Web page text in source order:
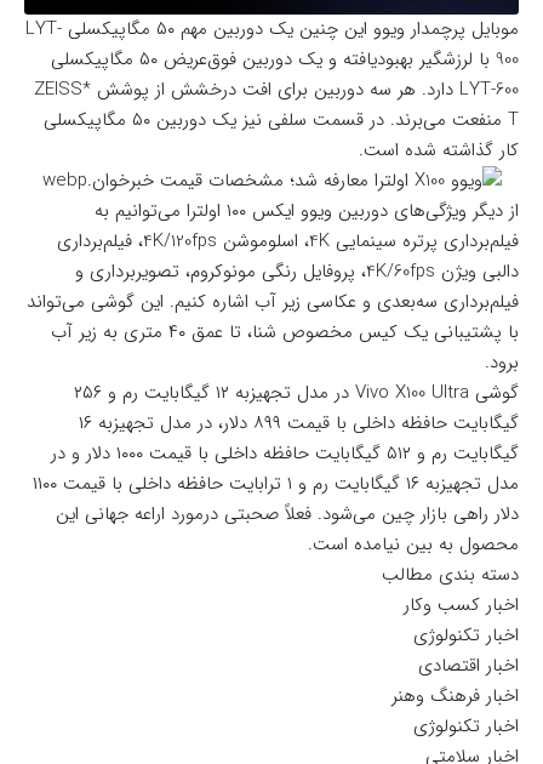
موبایل پرچمدار ویوو این چنین یک دوربین مهم ۵۰ مگاپیکسلی LYT-
900 با لرزشگیر بهبودیافته و یک دوربین فوق‌عریض ۵۰ مگاپیکسلی
LYT-600 دارد. هر سه دوربین برای افت درخشش از پوشش *ZEISS
T منفعت می‌برند. در قسمت سلفی نیز یک دوربین ۵۰ مگاپیکسلی
کار گذاشته شده است.
از دیگر ویژگی‌های دوربین ویوو ایکس ۱۰۰ اولترا می‌توانیم به
فیلم‌برداری پرتره سینمایی 4K، اسلوموشن 4K/120fps، فیلم‌برداری
دالبی ویژن 4K/60fps، پروفایل رنگی مونوکروم، تصویربرداری و
فیلم‌برداری سه‌بعدی و عکاسی زیر آب اشاره کنیم. این گوشی می‌تواند
با پشتیبانی یک کیس مخصوص شنا، تا عمق ۴۰ متری به زیر آب
برود.
گوشی Vivo X100 Ultra در مدل تجهیزبه ۱۲ گیگابایت رم و ۲۵۶
گیگابایت حافظه داخلی با قیمت ۸۹۹ دلار، در مدل تجهیزبه ۱۶
گیگابایت رم و ۵۱۲ گیگابایت حافظه داخلی با قیمت ۱۰۰۰ دلار و در
مدل تجهیزبه ۱۶ گیگابایت رم و ۱ ترابایت حافظه داخلی با قیمت ۱۱۰۰
دلار راهی بازار چین می‌شود. فعلاً صحبتی درمورد اراعه جهانی این
محصول به بین نیامده است.
دسته بندی مطالب
اخبار کسب وکار
اخبار تکنولوژی
اخبار اقتصادی
اخبار فرهنگ وهنر
اخبار تکنولوژی
اخبار سلامتی